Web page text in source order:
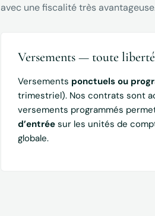
avec une fiscalité très
Versements — toute liberté
Versements ponctuels ou
trimestriel). Nos contrats sont
versements programmés
d’entrée sur les unités de
globale.